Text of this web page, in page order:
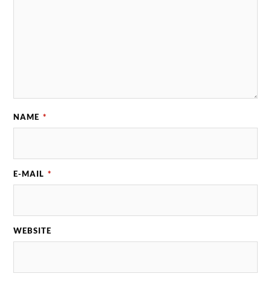
NAME *
E-MAIL *
WEBSITE